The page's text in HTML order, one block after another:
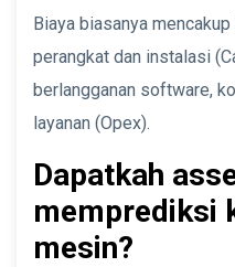
Biaya biasanya
perangkat dan instalasi
berlangganan software,
layanan (Opex).
Dapatkah
memprediksi
mesin?